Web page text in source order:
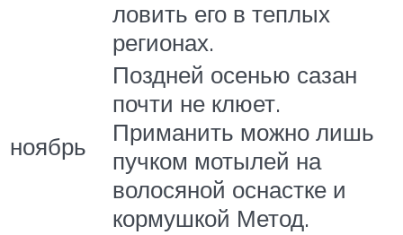
ловить его в теплых
регионах.
ноябрь
Поздней осенью сазан
почти не клюет.
Приманить можно лишь
пучком мотылей на
волосяной оснастке и
кормушкой Метод.